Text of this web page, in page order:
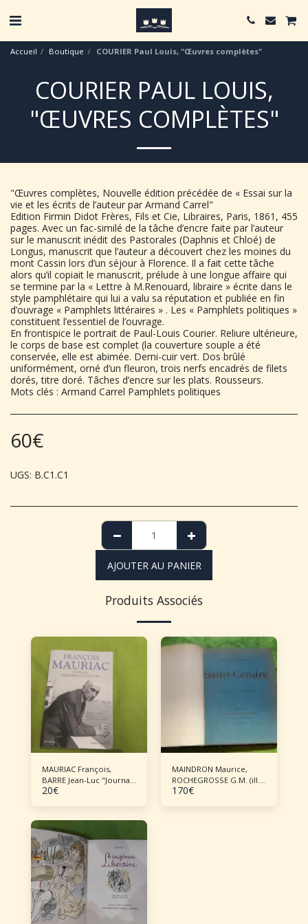
Accueil Boutique COURIER Paul Louis, "Œuvres complètes"
COURIER PAUL LOUIS,
"ŒUVRES COMPLÈTES"
"Œuvres complètes, Nouvelle édition précédée de « Essai sur la
vie et les écrits de l’auteur par Armand Carrel"
Edition Firmin Didot Frères, Fils et Cie, Libraires, Paris, 1861, 455
pages. Avec un fac-similé de la tâche d’encre faite par l’auteur
sur le manuscrit inédit des Pastorales (Daphnis et Chloé) de
Longus, manuscrit que l’auteur a découvert chez les moines du
mont Cassin lors d’un séjour à Florence. Il a fait cette tâche
alors qu’il copiait le manuscrit, prélude à une longue affaire qui
se termine par la « Lettre à M.Renouard, libraire » écrite dans le
style pamphlétaire qui lui a valu sa réputation et publiée en fin
d’ouvrage « Pamphlets littéraires » . Les « Pamphlets politiques »
constituent l’essentiel de l’ouvrage.
En frontispice le portrait de Paul-Louis Courier. Reliure ultérieure,
le corps de base est complet (la couverture souple a été
conservée, elle est abimée. Demi-cuir vert. Dos brûlé
uniformément, orné d’un fleuron, trois nerfs encadrés de filets
dorés, titre doré. Tâches d’encre sur les plats. Rousseurs.
Mots clés : Armand Carrel Pamphlets politiques
60€
UGS: B.C1.C1
AJOUTER AU PANIER
Produits Associés
MAURIAC François,
BARRE Jean-Luc "Journal
- Mémoires politiques"
20€
MAINDRON Maurice,
ROCHEGROSSE G.M. (ill.),
"Saint-Cendre"
170€